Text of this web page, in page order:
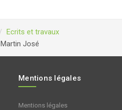
Ecrits et travaux
Martin José
Mentions légales
Mentions légales